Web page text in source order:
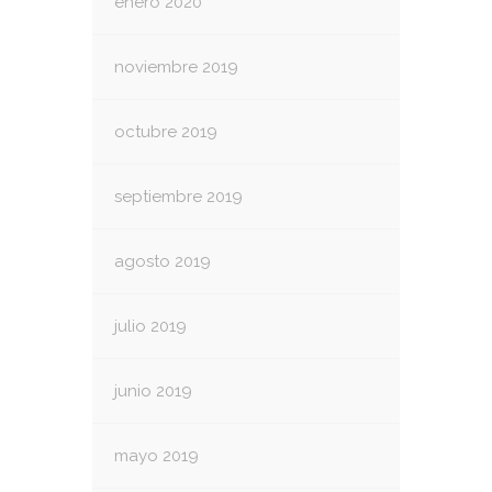
noviembre 2019
octubre 2019
septiembre 2019
agosto 2019
julio 2019
junio 2019
mayo 2019